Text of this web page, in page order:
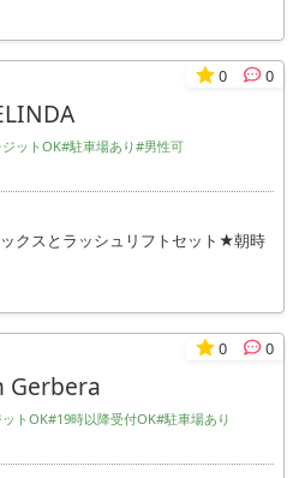
0 0
ットOK#駐車場あり#男性可
クスとラッシュリフトセット★朝時
0 0
Gerbera
トOK#19時以降受付OK#駐車場あり